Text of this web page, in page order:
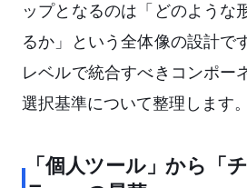
ップとなるのは「どのような
るか」という全体像の設計で
レベルで統合すべきコンポー
選択基準について整理します。
「個人ツール」から「